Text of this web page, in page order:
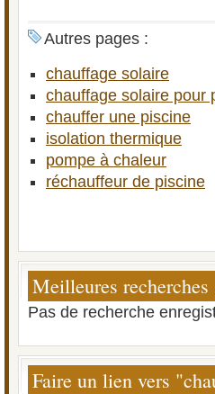
Autres pages :
chauffage solaire
chauffage solaire pour
chauffer une piscine
isolation thermique
pompe à chaleur
réchauffeur de piscine
Meilleures
Pas de recherche
Faire un lien vers